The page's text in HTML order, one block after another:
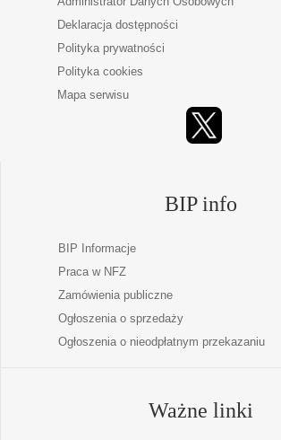
Deklaracja dostępności
Polityka prywatności
Polityka cookies
Mapa serwisu
BIP info
BIP Informacje
Praca w NFZ
Zamówienia publiczne
Ogłoszenia o sprzedaży
Ogłoszenia o nieodpłatnym przekazaniu
Ważne linki